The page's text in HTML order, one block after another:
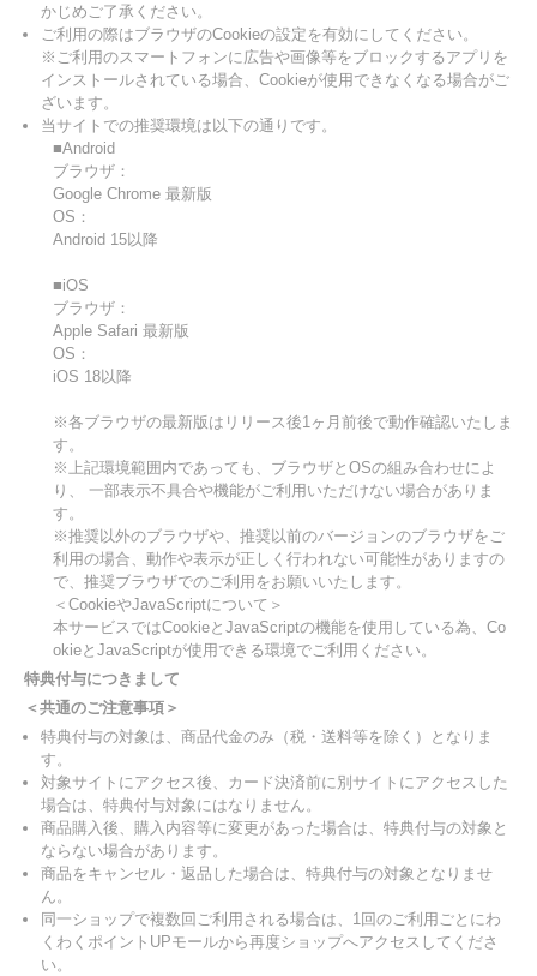
かじめご了承ください。
ご利用の際はブラウザのCookieの設定を有効にしてください。
※ご利用のスマートフォンに広告や画像等をブロックするアプリを
インストールされている場合、Cookieが使用できなくなる場合がご
ざいます。
当サイトでの推奨環境は以下の通りです。
■Android
ブラウザ：
Google Chrome 最新版
OS：
Android 15以降
■iOS
ブラウザ：
Apple Safari 最新版
OS：
iOS 18以降
※各ブラウザの最新版はリリース後1ヶ月前後で動作確認いたしま
す。
※上記環境範囲内であっても、ブラウザとOSの組み合わせによ
り、 一部表示不具合や機能がご利用いただけない場合がありま
す。
※推奨以外のブラウザや、推奨以前のバージョンのブラウザをご
利用の場合、動作や表示が正しく行われない可能性がありますの
で、推奨ブラウザでのご利用をお願いいたします。
＜CookieやJavaScriptについて＞
本サービスではCookieとJavaScriptの機能を使用している為、Co
okieとJavaScriptが使用できる環境でご利用ください。
特典付与につきまして
＜共通のご注意事項＞
特典付与の対象は、商品代金のみ（税・送料等を除く）となりま
す。
対象サイトにアクセス後、カード決済前に別サイトにアクセスした
場合は、特典付与対象にはなりません。
商品購入後、購入内容等に変更があった場合は、特典付与の対象と
ならない場合があります。
商品をキャンセル・返品した場合は、特典付与の対象となりませ
ん。
同一ショップで複数回ご利用される場合は、1回のご利用ごとにわ
くわくポイントUPモールから再度ショップへアクセスしてくださ
い。